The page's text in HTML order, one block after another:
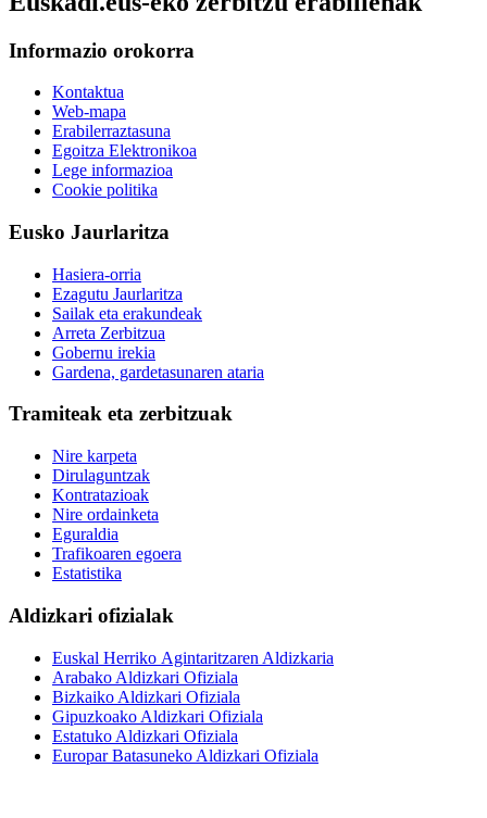
Informazio orokorra
Kontaktua
Web-mapa
Erabilerraztasuna
Egoitza Elektronikoa
Lege informazioa
Cookie politika
Eusko Jaurlaritza
Hasiera-orria
Ezagutu Jaurlaritza
Sailak eta erakundeak
Arreta Zerbitzua
Gobernu irekia
Gardena, gardetasunaren ataria
Tramiteak eta zerbitzuak
Nire karpeta
Dirulaguntzak
Kontratazioak
Nire ordainketa
Eguraldia
Trafikoaren egoera
Estatistika
Aldizkari ofizialak
Euskal Herriko Agintaritzaren Aldizkaria
Arabako Aldizkari Ofiziala
Bizkaiko Aldizkari Ofiziala
Gipuzkoako Aldizkari Ofiziala
Estatuko Aldizkari Ofiziala
Europar Batasuneko Aldizkari Ofiziala